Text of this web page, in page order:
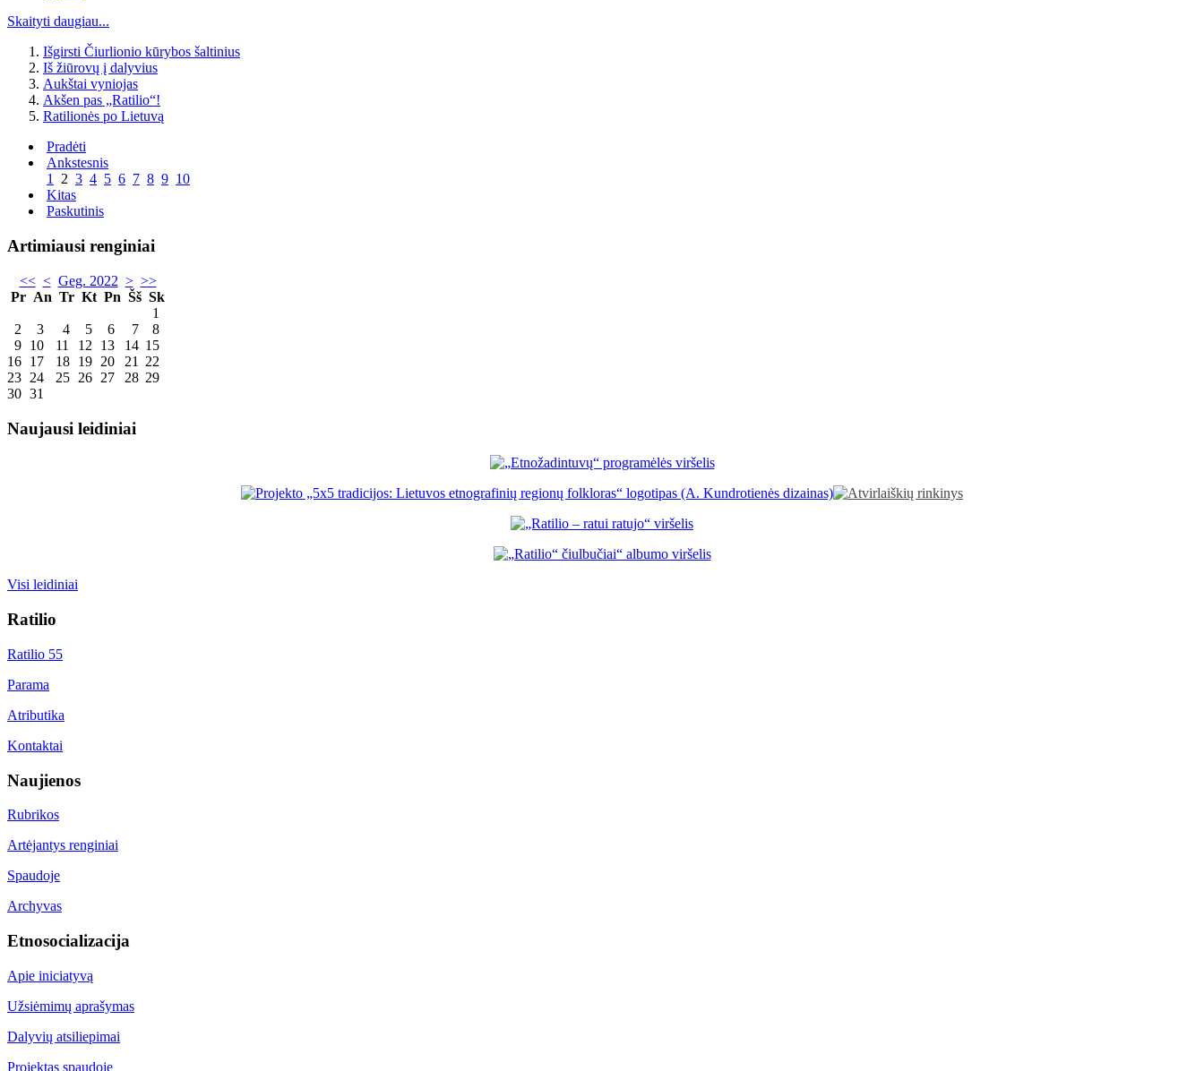
Skaityti daugiau...
Išgirsti Čiurlionio kūrybos šaltinius
Iš žiūrovų į dalyvius
Aukštai vyniojas
Akšen pas „Ratilio“!
Ratilionės po Lietuvą
Pradėti
Ankstesnis
1 2 3 4 5 6 7 8 9 10
Kitas
Paskutinis
Artimiausi renginiai
<< < Geg. 2022 > >>
Pr An Tr Kt Pn Šš Sk
1
2
3 4 5 6 7
8
9 10 11 12 13 14 15
16 17 18 19 20 21
22
23 24 25 26 27 28 29
30 31
Naujausi leidiniai
Visi leidiniai
Ratilio
Ratilio 55
Parama
Atributika
Kontaktai
Naujienos
Rubrikos
Artėjantys renginiai
Spaudoje
Archyvas
Etnosocializacija
Apie iniciatyvą
Užsiėmimų aprašymas
Dalyvių atsiliepimai
Projektas spaudoje